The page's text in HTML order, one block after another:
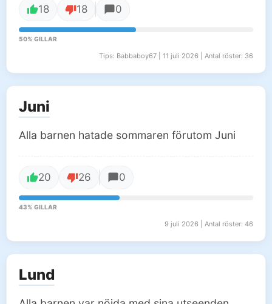
18 18 0
50% GILLAR
Tips: Babbaboy67 | 11 juli 2026 | Antal röster: 36
Juni
Alla barnen hatade sommaren förutom Juni
20 26 0
43% GILLAR
9 juli 2026 | Antal röster: 46
Lund